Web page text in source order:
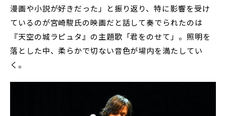
漫画や小説が好きだった」と振り返り、特に影響を受け
ているのが宮崎駿氏の映画だと話して奏でられたのは
『天空の城ラピュタ』の主題歌「君をのせて」。照明を
落とした中、柔らかで切ない音色が場内を満たしてい
く。